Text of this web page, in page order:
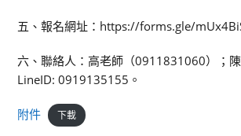
五、報名網址：https://forms.gle/
六、聯絡人：高老師（0911831060）；
LineID: 0919135155。
附件 下載